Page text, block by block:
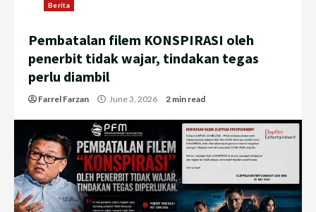
Berita
Pembatalan filem KONSPIRASI oleh
penerbit tidak wajar, tindakan tegas
perlu diambil
Farrel Farzan June 3, 2026 2 min read